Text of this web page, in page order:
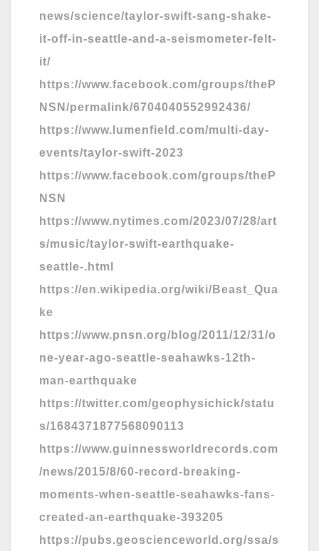
news/science/taylor-swift-sang-shake-
it-off-in-seattle-and-a-seismometer-felt-
it/
https://www.facebook.com/groups/theP
NSN/permalink/6704040552992436/
https://www.lumenfield.com/multi-day-
events/taylor-swift-2023
https://www.facebook.com/groups/theP
NSN
https://www.nytimes.com/2023/07/28/art
s/music/taylor-swift-earthquake-
seattle-.html
https://en.wikipedia.org/wiki/Beast_Qua
ke
https://www.pnsn.org/blog/2011/12/31/o
ne-year-ago-seattle-seahawks-12th-
man-earthquake
https://twitter.com/geophysichick/statu
s/1684371877568090113
https://www.guinnessworldrecords.com
/news/2015/8/60-record-breaking-
moments-when-seattle-seahawks-fans-
created-an-earthquake-393205
https://pubs.geoscienceworld.org/ssa/s